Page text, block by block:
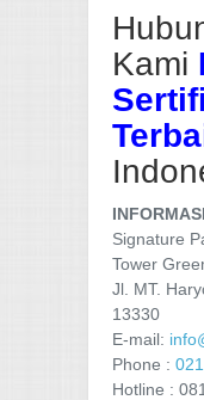
Kami
Signature
Tower
Jl. MT.
13330
E-mail:
Phone :
Hotline :